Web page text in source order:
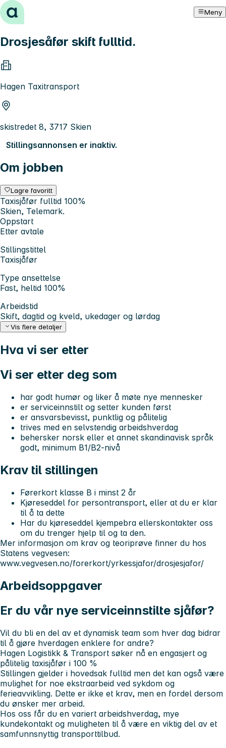
Hopp til innhold Meny
Drosjesåfør skift fulltid.
Hagen Taxitransport
skistredet 8, 3717 Skien
Stillingsannonsen er inaktiv.
Om jobben
Lagre favoritt
Taxisjåfør fulltid 100%
Skien, Telemark.
Oppstart
Etter avtale
Stillingstittel
Taxisjåfør
Type ansettelse
Fast, heltid 100%
Arbeidstid
Skift, dagtid og kveld, ukedager og lørdag
Vis flere detaljer
Hva vi ser etter
Vi ser etter deg som
har godt humør og liker å møte nye mennesker
er serviceinnstilt og setter kunden først
er ansvarsbevisst, punktlig og pålitelig
trives med en selvstendig arbeidshverdag
behersker norsk eller et annet skandinavisk språk
godt, minimum B1/B2-nivå
Krav til stillingen
Førerkort klasse B i minst 2 år
Kjøreseddel for persontransport, eller at du er klar
til å ta dette
Har du kjøreseddel kjempebra ellerskontakter oss
om du trenger hjelp til og ta den.
Mer informasjon om krav og teoriprøve finner du hos
Statens vegvesen:
www.vegvesen.no/forerkort/yrkessjafor/drosjesjafor/
Arbeidsoppgaver
Er du vår nye serviceinnstilte sjåfør?
Vil du bli en del av et dynamisk team som hver dag bidrar
til å gjøre hverdagen enklere for andre?
Hagen Logistikk & Transport søker nå en engasjert og
pålitelig taxisjåfør i 100 %
Stillingen gjelder i hovedsak fulltid men det kan også være
mulighet for noe ekstraarbeid ved sykdom og
ferieavvikling. Dette er ikke et krav, men en fordel dersom
du ønsker mer arbeid.
Hos oss får du en variert arbeidshverdag, mye
kundekontakt og muligheten til å være en viktig del av et
samfunnsnyttig transporttilbud.